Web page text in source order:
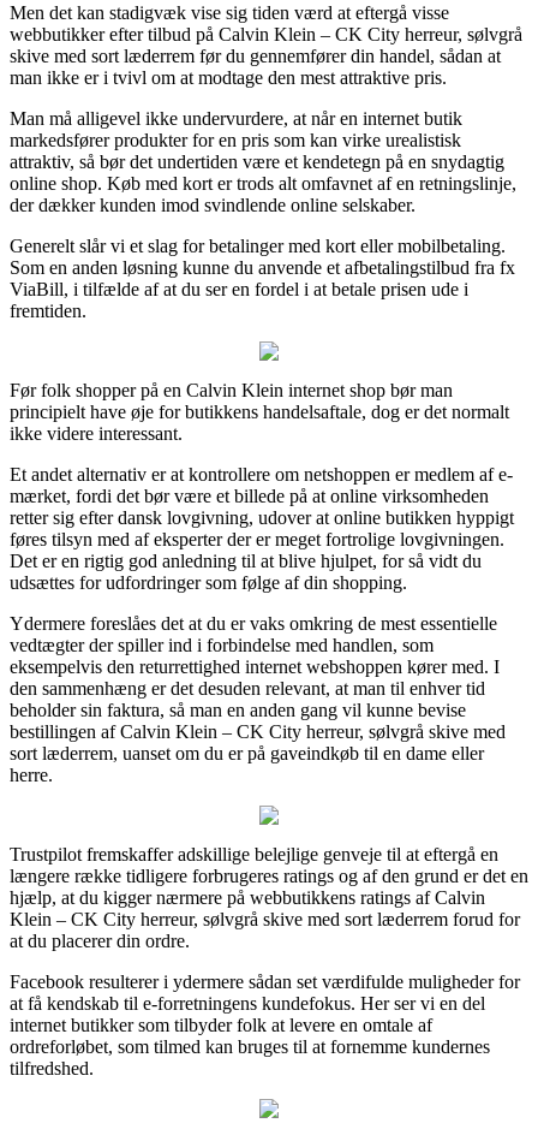
Men det kan stadigvæk vise sig tiden værd at eftergå visse
webbutikker efter tilbud på Calvin Klein – CK City herreur, sølvgrå
skive med sort læderrem før du gennemfører din handel, sådan at
man ikke er i tvivl om at modtage den mest attraktive pris.
Man må alligevel ikke undervurdere, at når en internet butik
markedsfører produkter for en pris som kan virke urealistisk
attraktiv, så bør det undertiden være et kendetegn på en snydagtig
online shop. Køb med kort er trods alt omfavnet af en retningslinje,
der dækker kunden imod svindlende online selskaber.
Generelt slår vi et slag for betalinger med kort eller mobilbetaling.
Som en anden løsning kunne du anvende et afbetalingstilbud fra fx
ViaBill, i tilfælde af at du ser en fordel i at betale prisen ude i
fremtiden.
Før folk shopper på en Calvin Klein internet shop bør man
principielt have øje for butikkens handelsaftale, dog er det normalt
ikke videre interessant.
Et andet alternativ er at kontrollere om netshoppen er medlem af e-
mærket, fordi det bør være et billede på at online virksomheden
retter sig efter dansk lovgivning, udover at online butikken hyppigt
føres tilsyn med af eksperter der er meget fortrolige lovgivningen.
Det er en rigtig god anledning til at blive hjulpet, for så vidt du
udsættes for udfordringer som følge af din shopping.
Ydermere foreslåes det at du er vaks omkring de mest essentielle
vedtægter der spiller ind i forbindelse med handlen, som
eksempelvis den returrettighed internet webshoppen kører med. I
den sammenhæng er det desuden relevant, at man til enhver tid
beholder sin faktura, så man en anden gang vil kunne bevise
bestillingen af Calvin Klein – CK City herreur, sølvgrå skive med
sort læderrem, uanset om du er på gaveindkøb til en dame eller
herre.
Trustpilot fremskaffer adskillige belejlige genveje til at eftergå en
længere række tidligere forbrugeres ratings og af den grund er det en
hjælp, at du kigger nærmere på webbutikkens ratings af Calvin
Klein – CK City herreur, sølvgrå skive med sort læderrem forud for
at du placerer din ordre.
Facebook resulterer i ydermere sådan set værdifulde muligheder for
at få kendskab til e-forretningens kundefokus. Her ser vi en del
internet butikker som tilbyder folk at levere en omtale af
ordreforløbet, som tilmed kan bruges til at fornemme kundernes
tilfredshed.